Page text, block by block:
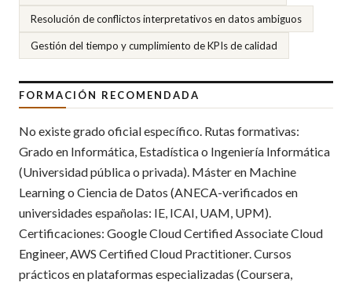
Resolución de conflictos interpretativos en datos ambiguos
Gestión del tiempo y cumplimiento de KPIs de calidad
FORMACIÓN RECOMENDADA
No existe grado oficial específico. Rutas formativas:
Grado en Informática, Estadística o Ingeniería Informática
(Universidad pública o privada). Máster en Machine
Learning o Ciencia de Datos (ANECA-verificados en
universidades españolas: IE, ICAI, UAM, UPM).
Certificaciones: Google Cloud Certified Associate Cloud
Engineer, AWS Certified Cloud Practitioner. Cursos
prácticos en plataformas especializadas (Coursera,